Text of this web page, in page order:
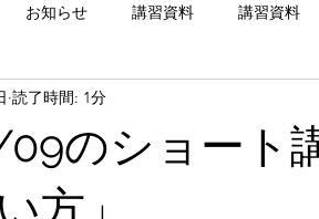
お知らせ 講習資料 講習資料
講師のアドバイス
のショート
方」
読了時間: 1分